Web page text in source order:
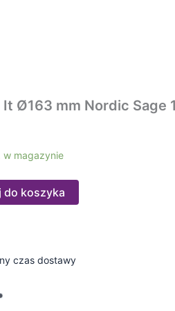
It Ø163 mm Nordic Sage
w magazynie
do koszyka
czas dostawy